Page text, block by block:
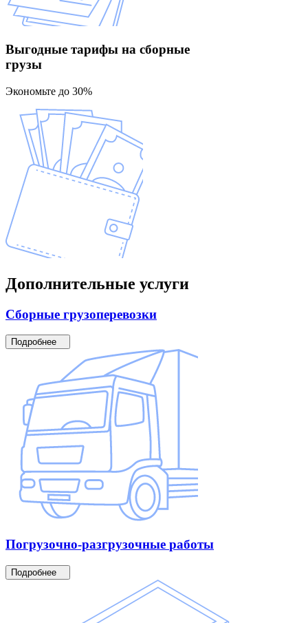
Выгодные тарифы на сборные
грузы
Экономьте до 30%
Дополнительные услуги
Сборные грузоперевозки
Подробнее
Погрузочно-разгрузочные работы
Подробнее